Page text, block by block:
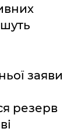
заяви
резерв